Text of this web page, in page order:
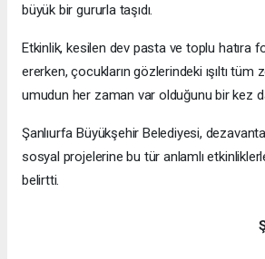
büyük bir gururla taşıdı.
Etkinlik, kesilen dev pasta ve toplu hatıra
ererken, çocukların gözlerindeki ışıltı tüm
umudun her zaman var olduğunu bir kez
Şanlıurfa Büyükşehir Belediyesi,
sosyal projelerine bu tür anlamlı
belirtti.